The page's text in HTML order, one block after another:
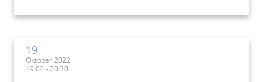
19
Oktober 2022
19:00 - 20:30